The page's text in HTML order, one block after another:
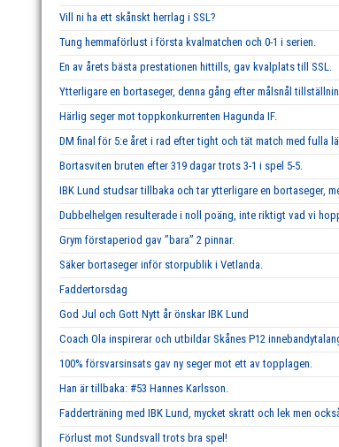
Vill ni ha ett skånskt herrlag i SSL?
Tung hemmaförlust i första kvalmatchen och 0-1 i serien.
En av årets bästa prestationen hittills, gav kvalplats till SSL.
Ytterligare en bortaseger, denna gång efter målsnål
Härlig seger mot toppkonkurrenten Hagunda IF.
DM final för 5:e året i rad efter tight och tät match med fulla
Bortasviten bruten efter 319 dagar trots 3-1 i spel 5-5.
IBK Lund studsar tillbaka och tar ytterligare en bortaseger,
Dubbelhelgen resulterade i noll poäng, inte riktigt vad vi
Grym förstaperiod gav ’’bara’’ 2 pinnar.
Säker bortaseger inför storpublik i Vetlanda.
Faddertorsdag
God Jul och Gott Nytt år önskar IBK Lund
Coach Ola inspirerar och utbildar Skånes P12
100% försvarsinsats gav ny seger mot ett av topplagen.
Han är tillbaka: #53 Hannes Karlsson.
Fadderträning med IBK Lund, mycket skratt och lek men
Förlust mot Sundsvall trots bra spel!